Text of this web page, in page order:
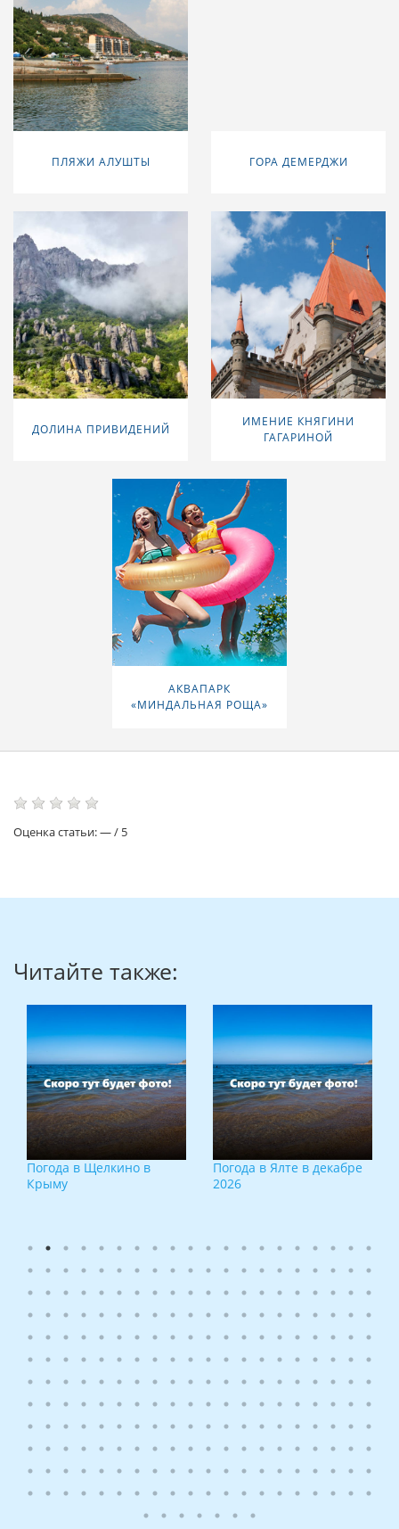
ПЛЯЖИ АЛУШТЫ ГОРА ДЕМЕРДЖИ
ДОЛИНА ПРИВИДЕНИЙ
ИМЕНИЕ КНЯГИНИ
ГАГАРИНОЙ
АКВАПАРК
«МИНДАЛЬНАЯ РОЩА»
Оценка статьи:—/ 5
Читайте также:
Погода в Щелкино в
Крыму
Погода в Ялте в декабре
2026